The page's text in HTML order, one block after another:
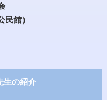
民館）
生の紹介